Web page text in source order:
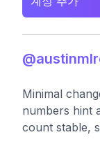
Minimal
numbers hint
count stable,